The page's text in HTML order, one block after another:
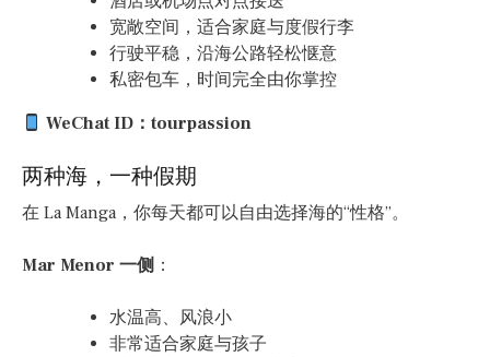
宽敞空间，适合家庭与度假行李
行驶平稳，沿海公路轻松惬意
私密包车，时间完全由你掌控
WeChat ID：tourpassion
两种海，一种假期
在 La Manga，你每天都可以自由选择海的“性格”。
Mar Menor 一侧 ：
水温高、风浪小
非常适合家庭与孩子